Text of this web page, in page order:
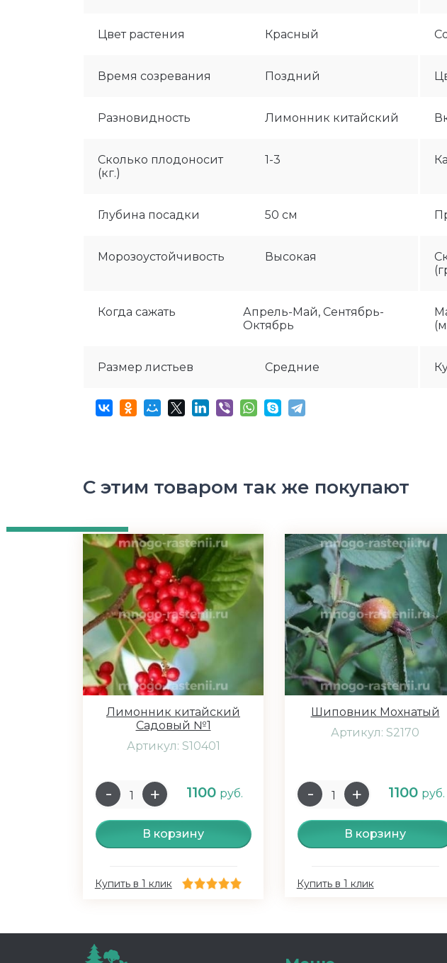
Цвет растения Красный
Время созревания Поздний
Разновидность Лимонник китайский
Сколько плодоносит
(кг.)
1-3
Глубина посадки 50 см
Морозоустойчивость Высокая
Когда сажать
Апрель-Май, Сентябрь-
Октябрь
Размер листьев Средние
С этим товаром так же покупают
Лимонник китайский
Садовый №1
Артикул: S10401
1100 руб.
В корзину
Купить в 1 клик
Шиповник Мохнатый
Артикул: S2170
1100 руб.
В корзину
Купить в 1 клик